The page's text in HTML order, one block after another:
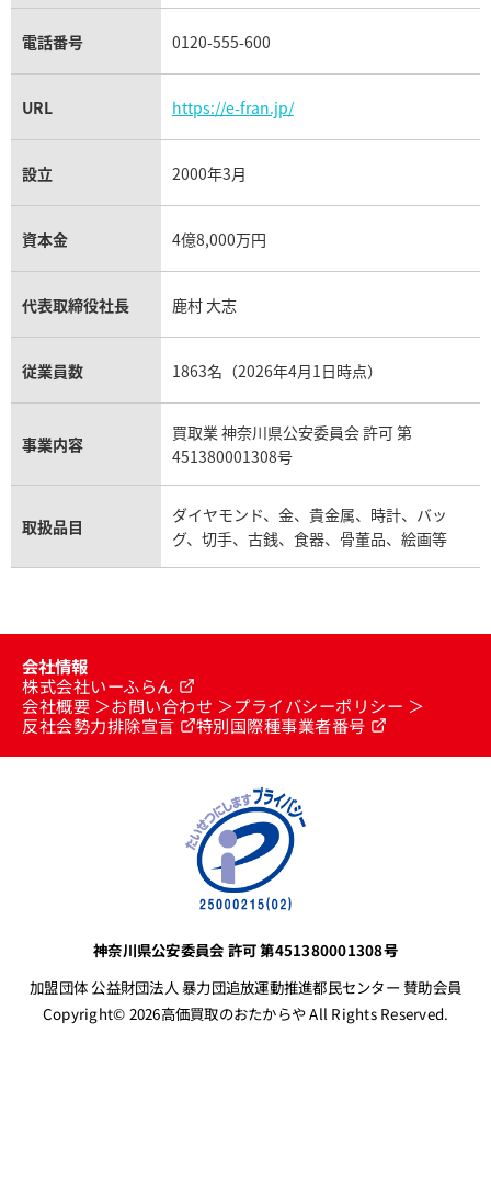
電話番号 0120-555-600
URL https://e-fran.jp/
設立 2000年3月
資本金 4億8,000万円
代表取締役社長 鹿村 大志
従業員数 1863名（2026年4月1日時点）
事業内容
買取業 神奈川県公安委員会 許可 第
451380001308号
取扱品目
ダイヤモンド、金、貴金属、時計、バッ
グ、切手、古銭、食器、骨董品、絵画等
会社情報
株式会社いーふらん
会社概要
お問い合わせ
プライバシーポリシー
反社会勢力排除宣言
特別国際種事業者番号
神奈川県公安委員会 許可 第451380001308号
加盟団体 公益財団法人 暴力団追放運動推進都民センター 賛助会員
Copyright© 2026高価買取のおたからや All Rights Reserved.